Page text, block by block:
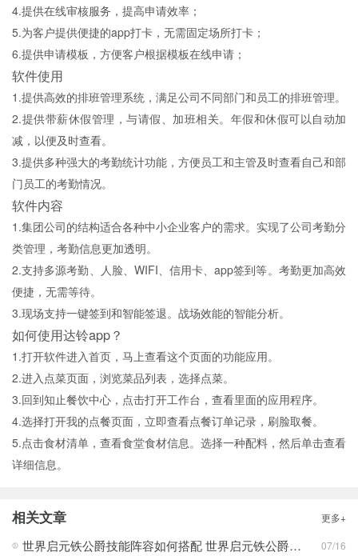
4.提供在线审核服务，提高申请效率；
5.为客户提供便捷的app打卡，无需固定场所打卡；
6.提供申请模板，方便客户根据模板在线申请；
软件使用
1.提供高效的排班管理系统，满足公司不同部门和员工的排班管理。
2.提供带薪休假管理，与请假、加班相关。年假和休假可以自动加
减，以便及时查看。
3.提供多种强大的考勤统计功能，方便员工和主管及时查看自己和部
门员工的考勤情况。
软件内容
1.集团公司的结构适合各种中小企业客户的需求。实现了公司考勤分
类管理，考勤信息更加透明。
2.支持多源考勤、人脸、WIFI、信用卡、app签到等。考勤更加高效
便捷，无需等待。
3.现场支持一键签到和智能签退。战场效能的智能分析。
如何使用达铃app？
1.打开软件进入首页，马上查看这个页面的功能应用。
2.进入点菜页面，浏览菜品列表，选择点菜。
3.回到知止餐饮中心，点击打开工作台，查看里面的应用程序。
4.选择打开我的点餐页面，立即查看点餐订单记录，刷脸取餐。
5.点击食材清单，查看食堂食材信息。选择一种配料，然后单击查看
详细信息。
相关文章 更多+
世界启元铁公爵技能阵容如何搭配 世界启元铁公爵技能阵容搭配合集 07/16